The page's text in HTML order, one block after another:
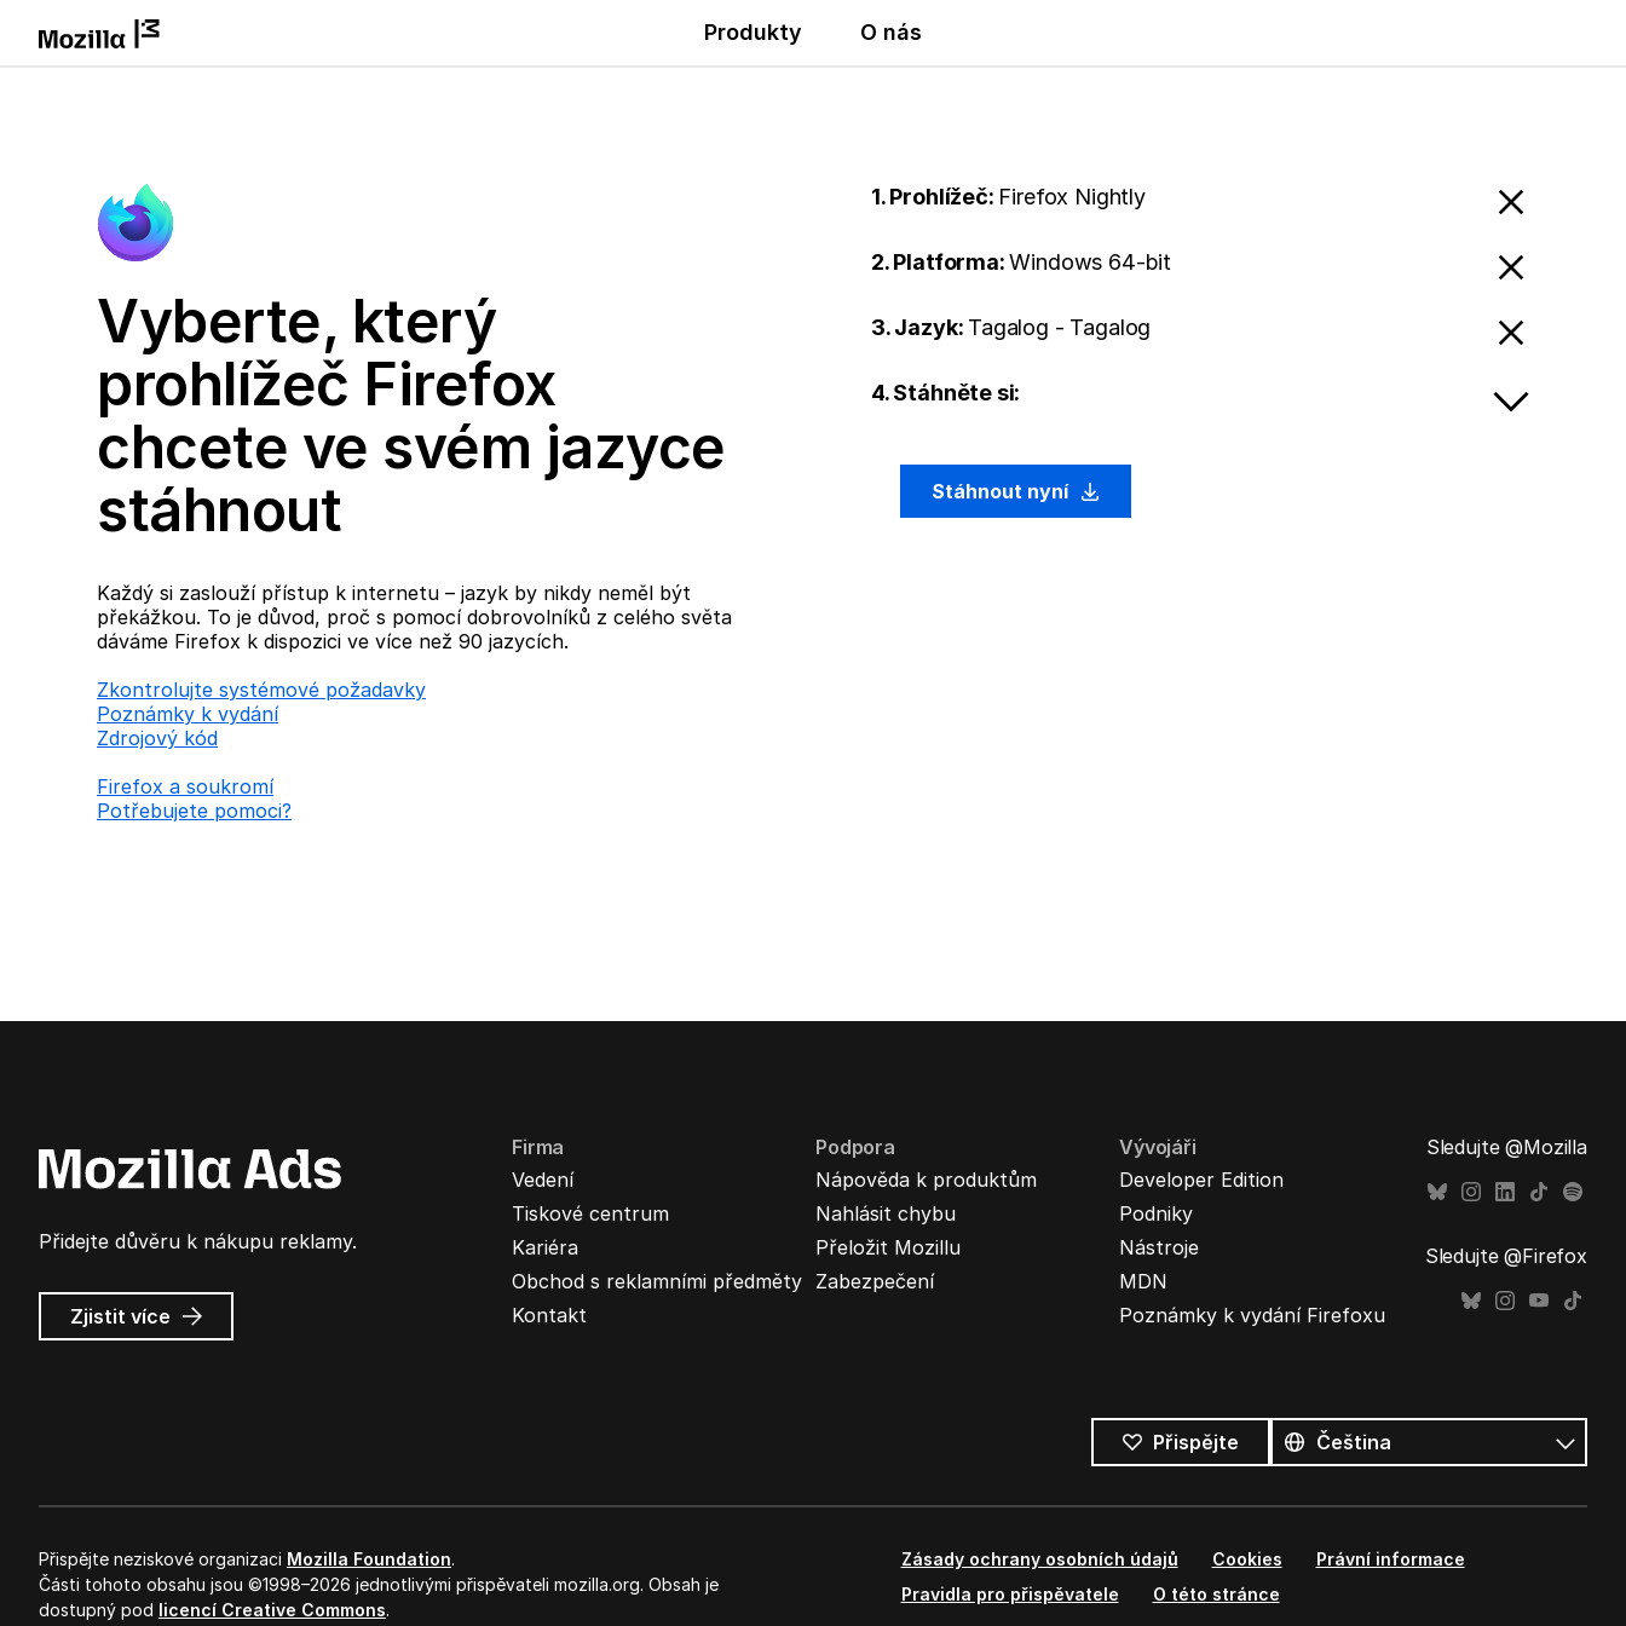
Produkty O nás
Vyberte, který
prohlížeč Firefox
chcete ve svém jazyce
stáhnout
Každý si zaslouží přístup k internetu – jazyk by nikdy neměl být
překážkou. To je důvod, proč s pomocí dobrovolníků z celého světa
dáváme Firefox k dispozici ve více než 90 jazycích.
Zkontrolujte systémové požadavky
Poznámky k vydání
Zdrojový kód
Firefox a soukromí
Potřebujete pomoci?
1. Prohlížeč: Firefox Nightly
2. Platforma:Windows 64-bit
3. Jazyk: Tagalog - Tagalog
4. Stáhněte si:
Stáhnout nyní
Přidejte důvěru k nákupu reklamy.
Zjistit více o
Mozilla
Firma
Vedení
Tiskové centrum
Kariéra
Obchod s reklamními předměty
Kontakt
Podpora
Nápověda k produktům
Nahlásit chybu
Přeložit Mozillu
Zabezpečení
Vývojáři
Developer Edition
Podniky
Nástroje
MDN
Poznámky k vydání Firefoxu
Sledujte @Mozilla
Sledujte @Firefox
Přispějte
jazyky
Jazyk
Přispějte neziskové organizaci Mozilla Foundation.
Části tohoto obsahu jsou ©1998–2026 jednotlivými přispěvateli mozilla.org. Obsah je
dostupný pod licencí Creative Commons.
Zásady ochrany osobních údajů Cookies
Právní informace
Pravidla pro přispěvatele
O této stránce